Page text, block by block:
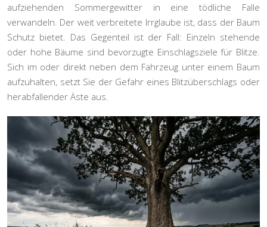
aufziehenden Sommergewitter in eine tödliche Falle
verwandeln. Der weit verbreitete Irrglaube ist, dass der Baum
Schutz bietet. Das Gegenteil ist der Fall: Einzeln stehende
oder hohe Bäume sind bevorzugte Einschlagsziele für Blitze.
Sich im oder direkt neben dem Fahrzeug unter einem Baum
aufzuhalten, setzt Sie der Gefahr eines Blitzüberschlags oder
herabfallender Äste aus.